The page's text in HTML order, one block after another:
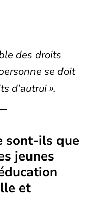
des droits
se doit
d’autrui ».
sont-ils que
jeunes
et